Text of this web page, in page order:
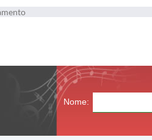
Nome: